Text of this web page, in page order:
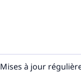
Mises à jour